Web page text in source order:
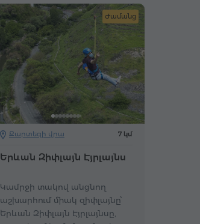
Ժամանց
Քարտեզի վրա 7 կմ
Երևան Զիփլայն Էյրլայնս
Կամրջի տակով անցնող
աշխարհում միակ զիփլայնը՝
Երևան Զիփլայն Էյրլայնսը,